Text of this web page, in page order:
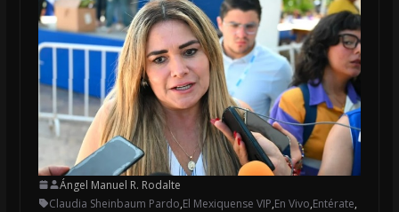
Ángel Manuel R. Rodalte
Claudia Sheinbaum Pardo,El Mexiquense VIP,En Vivo,Entérate,